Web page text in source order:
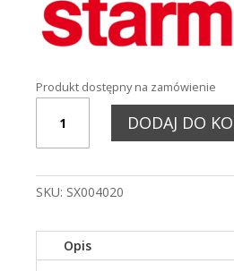
Produkt dostępny na zamówienie
ODKURZACZ
GS
PZ,
SILNIKI
DODAJ DO
SKU: SX004020
Opis